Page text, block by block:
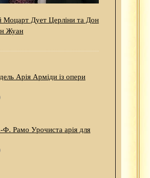
Моцарт Дует Церліни та Дон
Жуан
Арія Арміди із опери
Рамо Урочиста арія для